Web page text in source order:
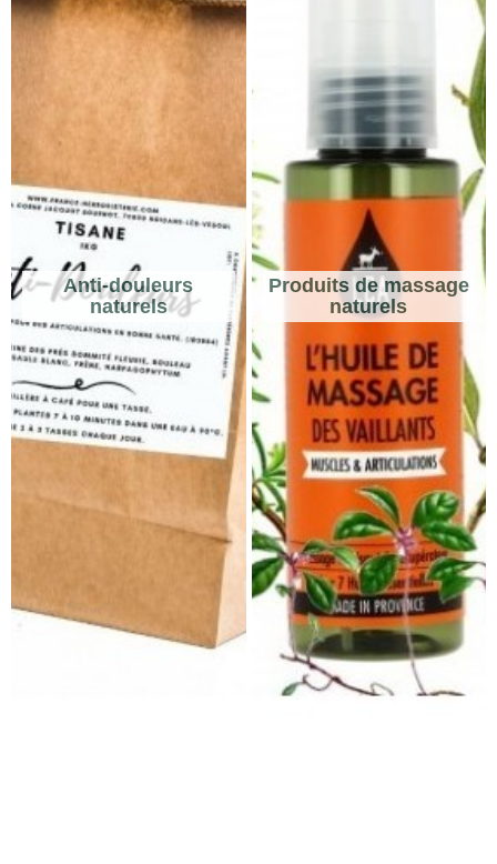
Anti-douleurs
naturels
Produits de massage
naturels